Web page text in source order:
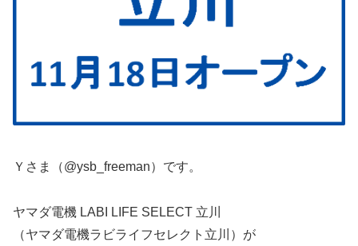
Ｙさま（@ysb_freeman）です。
ヤマダ電機 LABI LIFE SELECT 立川
（ヤマダ電機ラビライフセレクト立川）が